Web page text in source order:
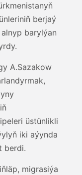
berjaý
barylýan
A.Sazakow
üstünlikli
iki aýynda
berdi.
migrasiýa